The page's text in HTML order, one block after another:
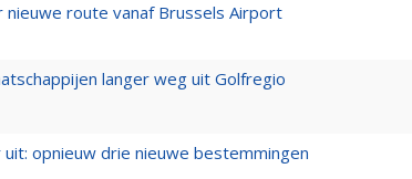
route vanaf Brussels Airport
langer weg uit Golfregio
opnieuw drie nieuwe bestemmingen